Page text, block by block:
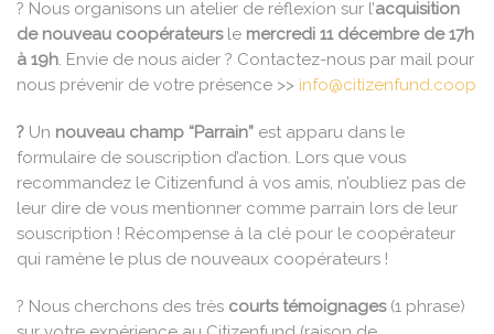
? Nous organisons un atelier de réflexion sur l’acquisition
de nouveau coopérateursle mercredi 11 décembre de 17h
à 19h. Envie de nous aider ? Contactez-nous par mail pour
nous prévenir de votre présence >> info@citizenfund.coop
?️ Un nouveau champ “Parrain” est apparu dans le
formulaire de souscription d’action. Lors que vous
recommandez le Citizenfund à vos amis, n’oubliez pas de
leur dire de vous mentionner comme parrain lors de leur
souscription ! Récompense à la clé pour le coopérateur
qui ramène le plus de nouveaux coopérateurs !
? Nous cherchons des très courts témoignages(1 phrase)